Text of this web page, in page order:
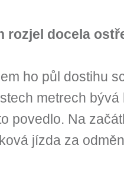
rozjel docela
ho půl dostihu
metrech
povedlo. Na
jízda za